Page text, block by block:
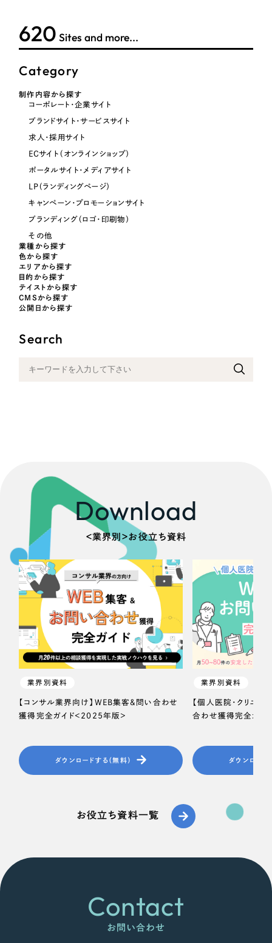
620 Sites and more...
Category
制作内容から探す
コーポレート・企業サイト
ブランドサイト・サービスサイト
求人・採用サイト
ECサイト（オンラインショップ）
ポータルサイト・メディアサイト
LP（ランディングページ）
キャンペーン・プロモーションサイト
ブランディング（ロゴ・印刷物）
その他
業種から探す
色から探す
エリアから探す
目的から探す
テイストから探す
CMSから探す
公開日から探す
Search
Download
＜業界別＞お役立ち資料
業界別資料
【コンサル業界向け】WEB集客＆問い合わせ
獲得完全ガイド＜2025年版＞
ダウンロードする（無料）
業界別資料
【個人医院・クリニッ
合わせ獲得完全ガイ
ダウンロード
お役立ち資料一覧
Contact
お問い合わせ